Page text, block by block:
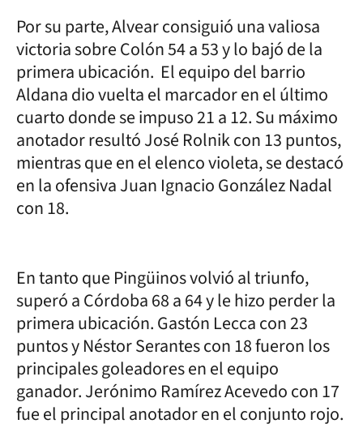
Por su parte, Alvear consiguió una valiosa
victoria sobre Colón 54 a 53 y lo bajó de la
primera ubicación. El equipo del barrio
Aldana dio vuelta el marcador en el último
cuarto donde se impuso 21 a 12. Su máximo
anotador resultó José Rolnik con 13 puntos,
mientras que en el elenco violeta, se destacó
en la ofensiva Juan Ignacio González Nadal
con 18.
En tanto que Pingüinos volvió al triunfo,
superó a Córdoba 68 a 64 y le hizo perder la
primera ubicación. Gastón Lecca con 23
puntos y Néstor Serantes con 18 fueron los
principales goleadores en el equipo
ganador. Jerónimo Ramírez Acevedo con 17
fue el principal anotador en el conjunto rojo.